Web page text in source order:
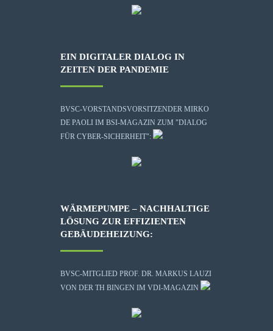
EIN DIGITALER DIALOG IN
ZEITEN DER PANDEMIE
BVSC-VORSTANDSVORSITZENDER MIRKO
DE PAOLI IM BSI-MAGAZIN ZUM "DIALOG
FÜR CYBER-SICHERHEIT":
WÄRMEPUMPE – NACHHALTIGE
LÖSUNG ZUR EFFIZIENTEN
GEBÄUDEHEIZUNG:
BVSC-MITGLIED PROF. DR. MARKUS LAUZI
VON DER TH BINGEN IM VDI-MAGAZIN